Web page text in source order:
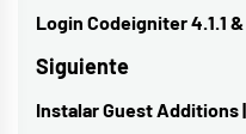
de
entradas
Entrada
anterior:
Login Codeigniter 4.1.1
Siguiente
Entrada
Instalar Guest Additions